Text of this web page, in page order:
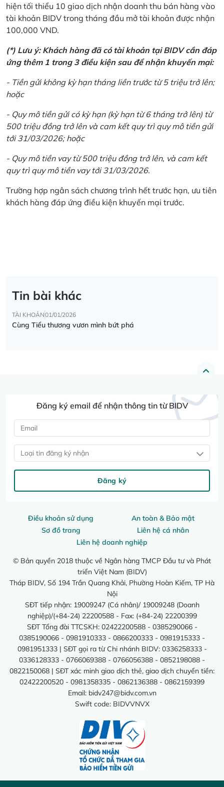
hiện tối thiểu 10 giao dịch nhận doanh thu bán hàng vào
tài khoản BIDV trong tháng đầu mở tài khoản được nhận
100,000 VND.
(*) Lưu ý: Khách hàng đã có tài khoản tại BIDV cần đáp
ứng thêm 1 trong 3 điều kiện sau để nhận khuyến mại:
- Tiền gửi không kỳ hạn tháng liền trước từ 5 triệu trở lên;
hoặc
- Quy mô tiền gửi có kỳ hạn (kỳ hạn từ 6 tháng trở lên) từ
500 triệu đồng trở lên và cam kết quy trì quy mô tiền gửi
tới 31/03/2026; hoặc
- Quy mô tiền vay từ 500 triệu đồng trở lên, và cam kết
quy trì quy mô tiền vay tới 31/03/2026.
Trường hợp ngân sách chương trình hết trước hạn, ưu tiên
khách hàng đáp ứng điều kiện khuyến mại trước.
Tin bài khác
TÀI KHOẢN01/01/2026
Cùng Tiểu thương vươn mình bứt phá
Điều khoản sử dụng
An toàn & Bảo mật
Sơ đồ trang
Liên hệ cá nhân
Liên hệ doanh nghiệp
© Bản quyền 2018 thuộc về Ngân hàng TMCP Đầu tư và Phát
triển Việt Nam (BIDV)
Tháp BIDV, Số 194 Trần Quang Khải, Phường Hoàn Kiếm, TP Hà
Nội
SĐT tiếp nhận: 19009247 (Cá nhân)/ 19009248 (Doanh
nghiệp)/(+84-24) 22200588 - Fax: (+84-24) 22200399
SĐT Tổng đài TTCSKH: 02422200588 - 0385290066 -
0385190066 - 0981910333 - 0866200333 - 0981915333 -
0981951333 | SĐT gọi ra từ Chi nhánh BIDV: 0336258333 -
0336128333 - 0766069388 - 0766056388 - 0852198088 -
0822150068 | SĐT xác minh giao dịch thẻ, giao dịch chuyển tiền:
02422200520 - 0981358335 - 0862136388 - 0862159399
Email: bidv247@bidv.com.vn
Swift code: BIDVVNVX
Đăng ký email để nhận thông tin từ BIDV
Loại tin đăng ký nhận
Đăng ký